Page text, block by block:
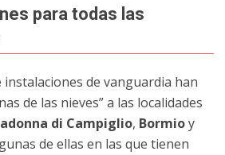
para todas las
de vanguardia han
de las nieves” a las localidades
di Campiglio, Bormioy
de ellas en las que tienen